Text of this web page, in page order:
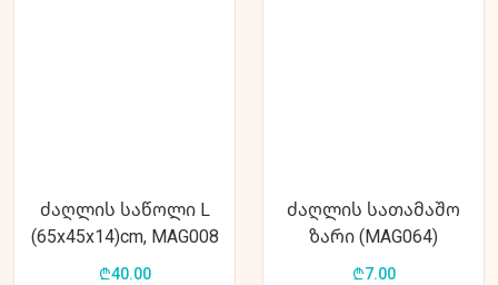
ძაღლის საწოლი L
(65x45x14)cm, MAG008
₾40.00
ძაღლის სათამაშო
ზარი (MAG064)
₾7.00